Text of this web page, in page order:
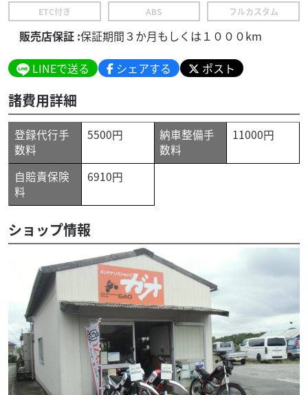
ETC付き ABS フルカスタム
販売店保証 :保証期間３か月もしくは１０００km
LINEで送る
シェアする ポスト
諸費用詳細
登録代行手
数料
5500円
納車整備手
数料
11000円
自賠責保険
料
6910円
ショップ情報